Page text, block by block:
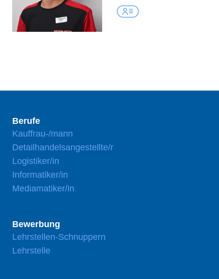
Berufe
Kauffrau-/mann
Detailhandelsangestellte/r
Logistiker/in
Informatiker/in
Mediamatiker/in
Bewerbung
Lehrstellen-Schnuppern
Lehrstelle